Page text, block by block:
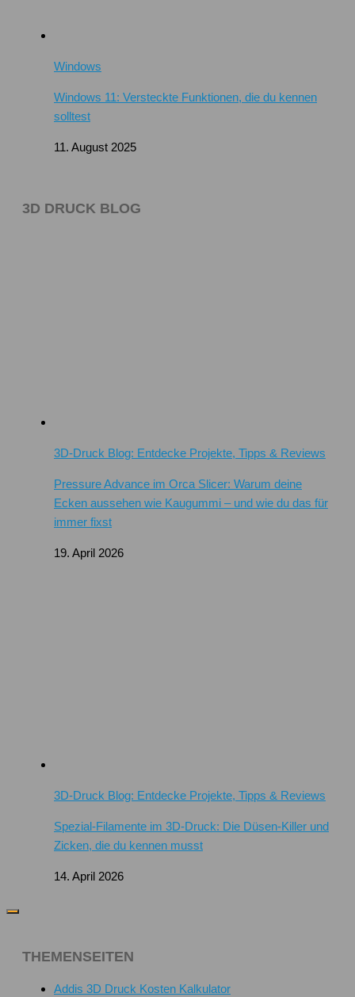
Windows
Windows 11: Versteckte Funktionen, die du kennen
solltest
11. August 2025
3D DRUCK BLOG
3D-Druck Blog: Entdecke Projekte, Tipps & Reviews
Pressure Advance im Orca Slicer: Warum deine
Ecken aussehen wie Kaugummi – und wie du das für
immer fixst
19. April 2026
3D-Druck Blog: Entdecke Projekte, Tipps & Reviews
Spezial-Filamente im 3D-Druck: Die Düsen-Killer und
Zicken, die du kennen musst
14. April 2026
THEMENSEITEN
Addis 3D Druck Kosten Kalkulator